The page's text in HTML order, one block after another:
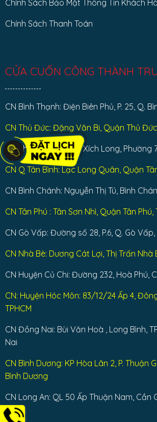
Chính Sách Bảo Mật Thông Tin Khách
Chính Sách Thanh Toán
CỬA CUỐN CÔNG THÀNH
CN Bình Thạnh: Điện Biên Phủ, P. 25, Q.
CN Thủ Đức: Đặng Văn Bi, Quận Thủ
CN Phú Nhuận: Phan Xích Long, Phường
CN Q Tân Bình: Lạc Long Quân, Quận
CN Bình Chánh: Nguyễn Thị Tú, Bình
CN Tân Phú : Tân Sơn Nhì, Quận Tân Phú,
CN Gò Vấp: Đường số 28, P.6, Q. Gò Vấp,
CN Nhà Bè: Dương Cát Lợi, Thị Trấn Nhà
CN Huyện Củ Chi: Đường 232, Hoà Phú,
CN: Huyện Hóc Môn: 83/12/24 Ấp 4,
TPHCM
CN Đồng Nai: Bùi Văn Hoà , Long Bình,
Nai
CN Bình Dương: KP Hòa Lân 2, P. Thuận
Bình Dương
CN Long An: QL 50 Ấp Thuận Nam, Cần